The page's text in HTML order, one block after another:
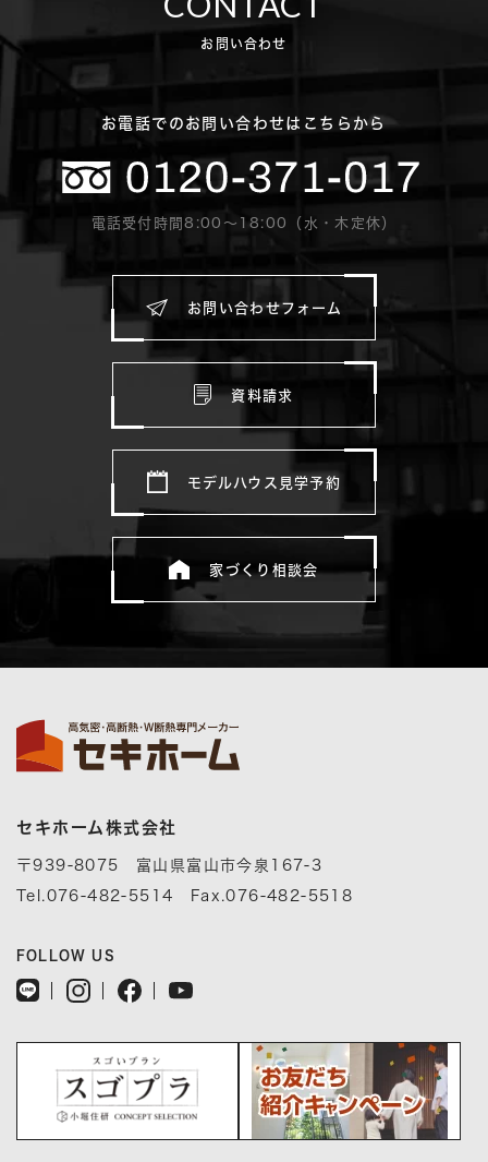
お問い合わせ
お電話でのお問い合わせはこちらから
電話受付時間8:00〜18:00（水・木定休）
お問い合わせフォーム
資料請求
モデルハウス見学予約
家づくり相談会
セキホーム株式会社
〒939-8075 富山県富山市今泉167-3
Tel.076-482-5514 Fax.076-482-5518
FOLLOW US